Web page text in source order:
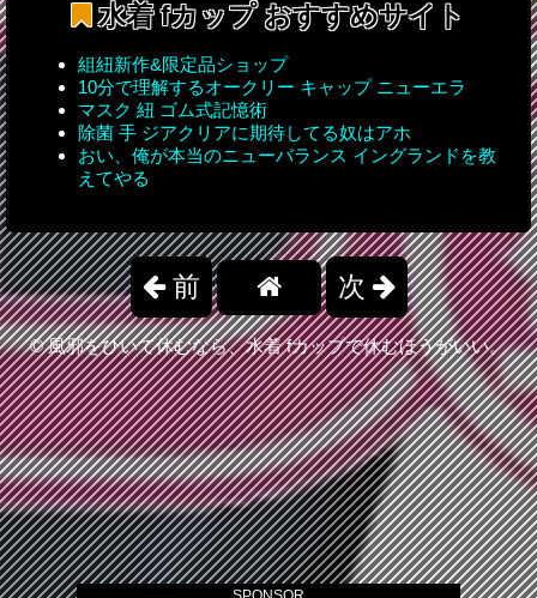
水着 fカップおすすめサイト
組紐新作&限定品ショップ
10分で理解するオークリー キャップ ニューエラ
マスク 紐 ゴム式記憶術
除菌 手 ジアクリアに期待してる奴はアホ
おい、俺が本当のニューバランス イングランドを教
えてやる
前 次
©風邪をひいて休むなら、水着 fカップで休むほうがいい。